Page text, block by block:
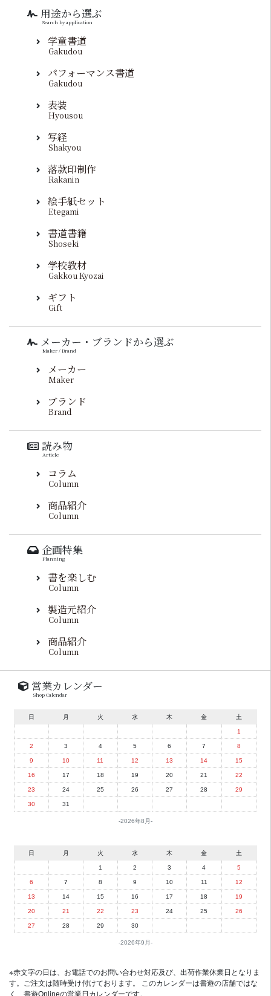
用途から選ぶ
Search by application
学童書道
Gakudou
パフォーマンス書道
Gakudou
表装
Hyousou
写経
Shakyou
落款印制作
Rakanin
絵手紙セット
Etegami
書道書籍
Shoseki
学校教材
Gakkou Kyozai
ギフト
Gift
メーカー・ブランドから選ぶ
Maker / Brand
メーカー
Maker
ブランド
Brand
読み物
Article
コラム
Column
商品紹介
Column
企画特集
Planning
書を楽しむ
Column
製造元紹介
Column
商品紹介
Column
営業カレンダー
Shop Calendar
2026年8月
日 月 火 水 木 金 土
1
2 3 4 5 6 7 8
9 10 11 12 13 14 15
16 17 18 19 20 21 22
23 24 25 26 27 28 29
30 31
2026年9月
日 月 火 水 木 金 土
1 2 3 4 5
6 7 8 9 10 11 12
13 14 15 16 17 18 19
20 21 22 23 24 25 26
27 28 29 30
※赤文字の日は、お電話でのお問い合わせ対応及び、出荷作業休業日となりま
す。ご注文は随時受け付けております。 このカレンダーは書遊の店舗ではな
く、書遊Onlineの営業日カレンダーです。